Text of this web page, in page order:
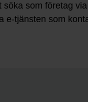
söka som företag
e-tjänsten som